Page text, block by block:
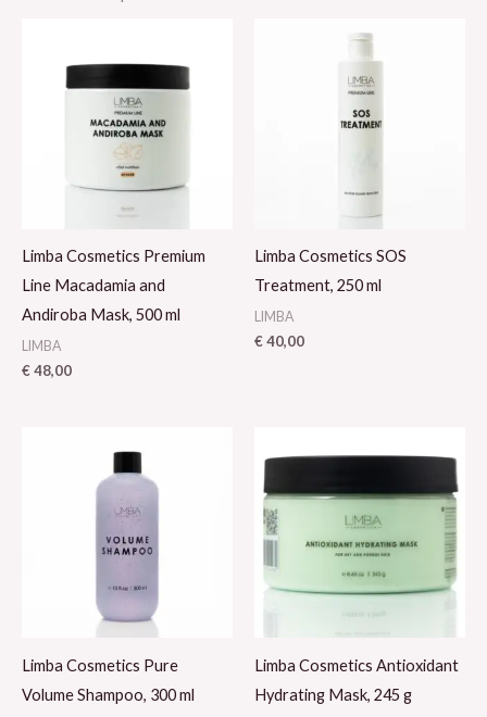
Limba Cosmetics Premium
Line Macadamia and
Andiroba Mask, 500 ml
LIMBA
€48,00
Limba Cosmetics SOS
Treatment, 250 ml
LIMBA
€40,00
Limba Cosmetics Pure
Volume Shampoo, 300 ml
Limba Cosmetics Antioxidant
Hydrating Mask, 245 g